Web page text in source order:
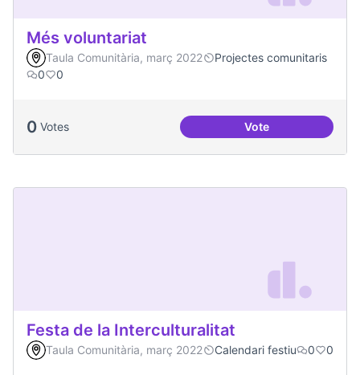
Més voluntariat
Taula Comunitària, març 2022
Projectes comunitaris
0
0
0 Votes VoteMés voluntariat
Festa de la Interculturalitat
Taula Comunitària, març 2022 Calendari festiu 0 0